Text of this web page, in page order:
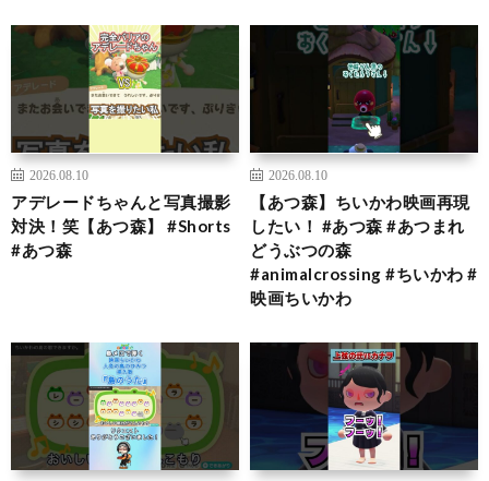
2026.08.10
アデレードちゃんと写真撮影
対決！笑【あつ森】 #Shorts
#あつ森
2026.08.10
【あつ森】ちいかわ映画再現
したい！ #あつ森 #あつまれ
どうぶつの森
#animalcrossing #ちいかわ #
映画ちいかわ